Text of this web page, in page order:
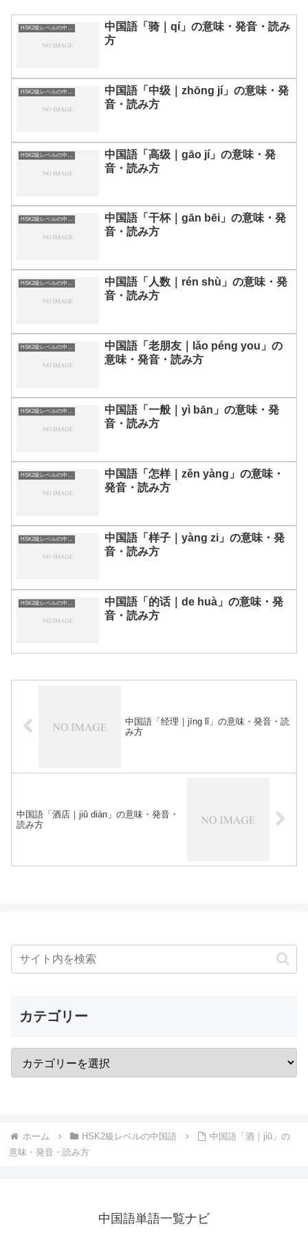
中国語「骑｜qí」の意味・発音・読み
方
中国語「中级｜zhōng jí」の意味・発
音・読み方
HSK2級レベルの中国語
中国語「高级｜gāo jí」の意味・発
音・読み方
HSK2級レベルの中国語
中国語「干杯｜gān bēi」の意味・発
音・読み方
HSK2級レベルの中国語
中国語「人数｜rén shù」の意味・発
音・読み方
HSK2級レベルの中国語
中国語「老朋友｜lǎo péng you」の
意味・発音・読み方
HSK2級レベルの中国語
中国語「一般｜yì bān」の意味・発
音・読み方
HSK2級レベルの中国語
中国語「怎样｜zěn yàng」の意味・
発音・読み方
中国語「样子｜yàng zi」の意味・発
音・読み方
中国語「的话｜de huà」の意味・発
音・読み方
中国語「经理｜jīng lǐ」の意味・発音・読
み方
中国語「酒店｜jiǔ diàn」の意味・発音・
読み方
カテゴリー
ホーム HSK2級レベルの中国語
中国語「酒｜jiǔ」の
意味・発音・読み方
中国語単語一覧ナビ